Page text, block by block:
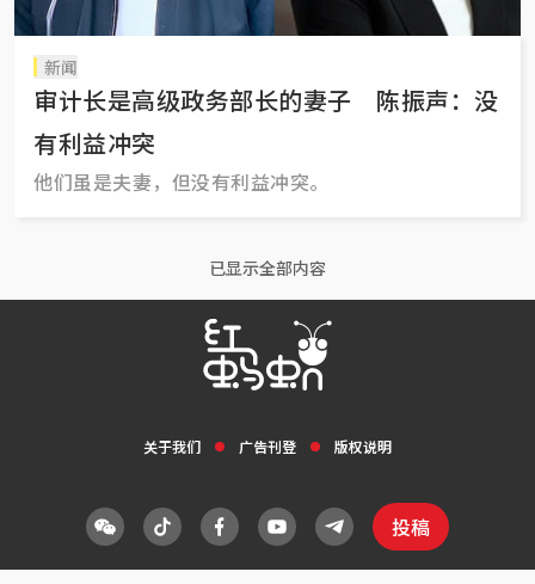
新闻
审计长是高级政务部长的妻子 陈振声：没
有利益冲突
他们虽是夫妻，但没有利益冲突。
已显示全部内容
关于我们 广告刊登 版权说明
投稿